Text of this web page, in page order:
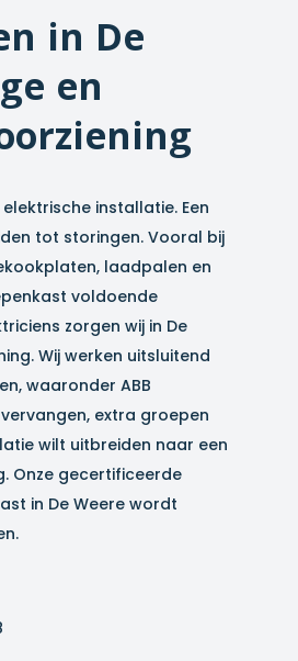
in De
en
installatie. Een
tot storingen. Vooral bij
laadpalen en
voldoende
zorgen wij in De
Wij werken uitsluitend
waaronder ABB
extra groepen
wilt uitbreiden naar een
Onze gecertificeerde
in De Weere wordt